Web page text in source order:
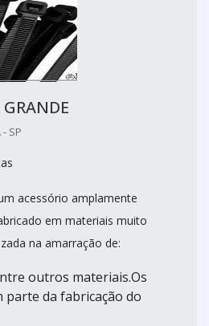
- SP
acessório amplamente
em materiais muito
na amarração de:
outros materiais.Os
parte da fabricação do